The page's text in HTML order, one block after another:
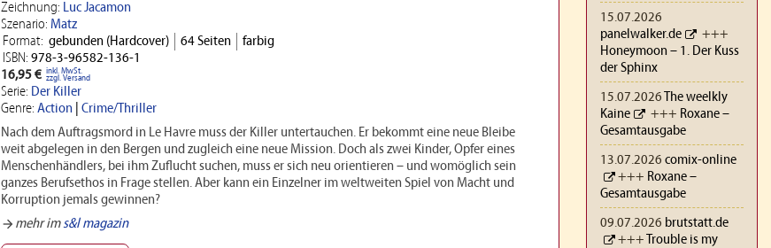
Zeichnung: Luc Jacamon
Szenario: Matz
Format: gebunden (Hardcover) 64 Seiten
farbig
ISBN: 978-3-96582-136-1
16,95 € inkl. MwSt.
zzgl. Versand
Serie: Der Killer
Genre: Action
Crime/Thriller
Nach dem Auftragsmord in Le Havre muss der Killer untertauchen. Er bekommt eine neue Bleibe
weit abgelegen in den Bergen und zugleich eine neue Mission. Doch als zwei Kinder, Opfer eines
Menschenhändlers, bei ihm Zuflucht suchen, muss er sich neu orientieren – und womöglich sein
ganzes Berufsethos in Frage stellen. Aber kann ein Einzelner im weltweiten Spiel von Macht und
Korruption jemals gewinnen?
arrow_forward mehr ims&l magazin
15.07.2026
panelwalker.de
+++
Honeymoon – 1. Der Kuss
der Sphinx
15.07.2026
The weelkly
Kaine
+++ Roxane –
Gesamtausgabe
13.07.2026 comix-online
+++ Roxane –
Gesamtausgabe
09.07.2026 brutstatt.de
+++
Trouble is my